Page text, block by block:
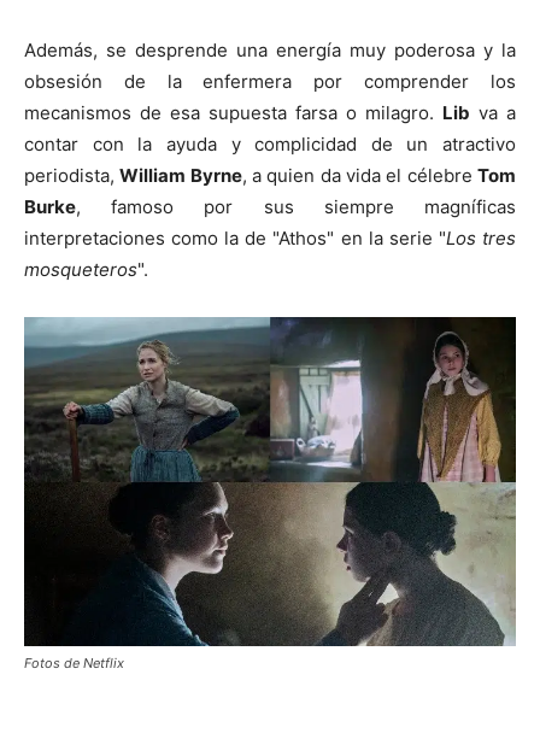
Además, se desprende una energía muy poderosa y la
obsesión de la enfermera por comprender los
mecanismos de esa supuesta farsa o milagro. Lib va a
contar con la ayuda y complicidad de un atractivo
periodista,William Byrne, a quien da vida el célebreTom
Burke, famoso por sus siempre magníficas
interpretaciones como la de "Athos" en la serie "Los tres
mosqueteros".
Fotos de Netflix